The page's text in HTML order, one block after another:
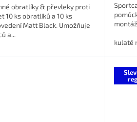
obratlíky & převleky proti
10 ks obratlíků a 10 ks
Matt Black. Umožňuje
a...
kulaté